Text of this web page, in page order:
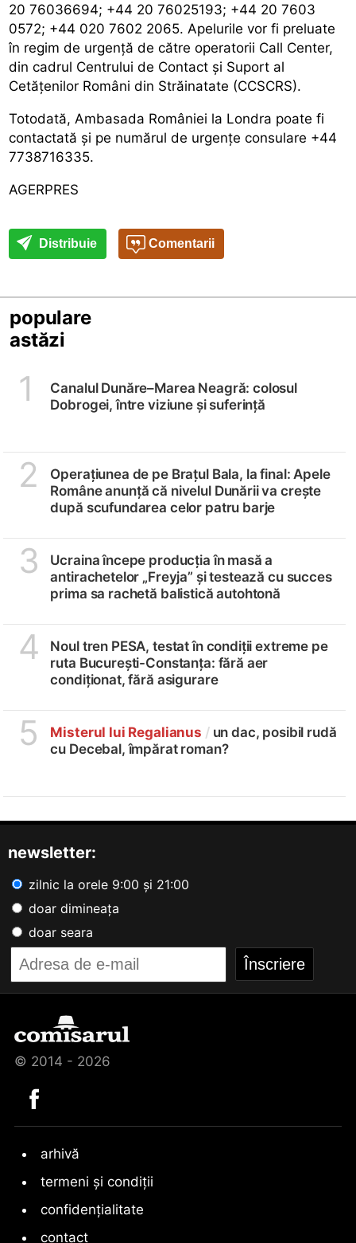
20 76036694; +44 20 76025193; +44 20 7603
0572; +44 020 7602 2065. Apelurile vor fi preluate
în regim de urgență de către operatorii Call Center,
din cadrul Centrului de Contact și Suport al
Cetățenilor Români din Străinatate (CCSCRS).
Totodată, Ambasada României la Londra poate fi
contactată și pe numărul de urgențe consulare +44
7738716335.
AGERPRES
Distribuie Comentarii
populare
astăzi
1
Canalul Dunăre–Marea Neagră: colosul
Dobrogei, între viziune și suferință
2
Operațiunea de pe Brațul Bala, la final: Apele
Române anunță că nivelul Dunării va crește
după scufundarea celor patru barje
3
Ucraina începe producția în masă a
antirachetelor „Freyja” și testează cu succes
prima sa rachetă balistică autohtonă
4
Noul tren PESA, testat în condiții extreme pe
ruta București-Constanța: fără aer
condiționat, fără asigurare
5 Misterul lui Regalianus /un dac, posibil rudă
cu Decebal, împărat roman?
newsletter:
zilnic la orele 9:00 și 21:00
doar dimineața
doar seara
© 2014 - 2026
arhivă
termeni și condiții
confidențialitate
contact